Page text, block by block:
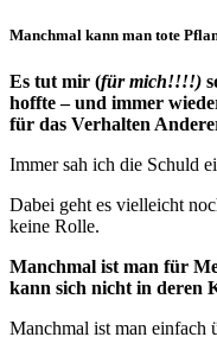
Manchmal kann man tote
Es tut mir (für mich!!!!)
hoffte – und immer
für das Verhalten
Immer sah ich die Schuld
Dabei geht es vielleicht
keine Rolle.
Manchmal ist man für
kann sich nicht in deren
Manchmal ist man einfach